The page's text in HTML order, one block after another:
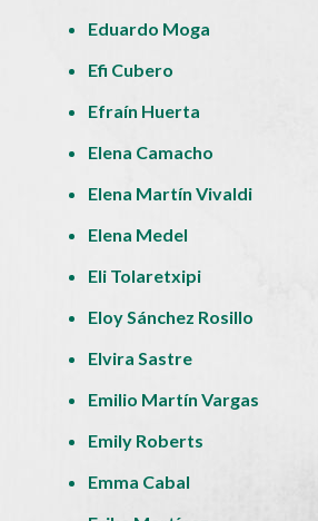
Eduardo Moga
Efi Cubero
Efraín Huerta
Elena Camacho
Elena Martín Vivaldi
Elena Medel
Eli Tolaretxipi
Eloy Sánchez Rosillo
Elvira Sastre
Emilio Martín Vargas
Emily Roberts
Emma Cabal